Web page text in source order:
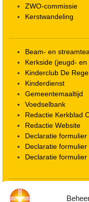
ZWO-commissie
Kerstwandeling
Beam- en
Kerkside (jeugd-
Kinderclub De
Kinderdienst
Gemeentemaaltijd
Voedselbank
Redactie Kerkblad
Redactie Website
Declaratie
Declaratie
Declaratie formulier
Locatie kerk